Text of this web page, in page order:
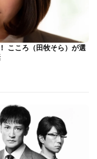
こころ（田牧そら）が選